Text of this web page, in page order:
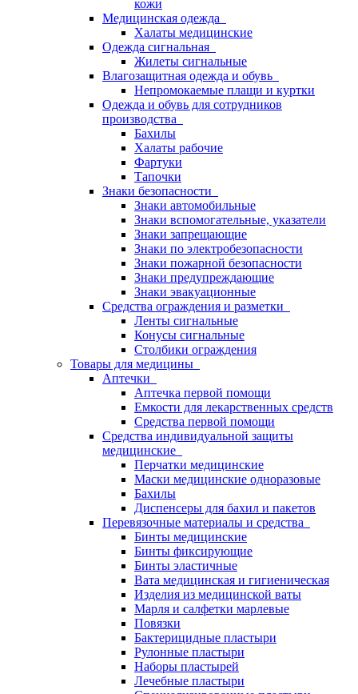
кожи
Медицинская одежда
Халаты медицинские
Одежда сигнальная
Жилеты сигнальные
Влагозащитная одежда и обувь
Непромокаемые плащи и куртки
Одежда и обувь для сотрудников
производства
Бахилы
Халаты рабочие
Фартуки
Тапочки
Знаки безопасности
Знаки автомобильные
Знаки вспомогательные, указатели
Знаки запрещающие
Знаки по электробезопасности
Знаки пожарной безопасности
Знаки предупреждающие
Знаки эвакуационные
Средства ограждения и разметки
Ленты сигнальные
Конусы сигнальные
Столбики ограждения
Товары для медицины
Аптечки
Аптечка первой помощи
Емкости для лекарственных средств
Средства первой помощи
Средства индивидуальной защиты
медицинские
Перчатки медицинские
Маски медицинские одноразовые
Бахилы
Диспенсеры для бахил и пакетов
Перевязочные материалы и средства
Бинты медицинские
Бинты фиксирующие
Бинты эластичные
Вата медицинская и гигиеническая
Изделия из медицинской ваты
Марля и салфетки марлевые
Повязки
Бактерицидные пластыри
Рулонные пластыри
Наборы пластырей
Лечебные пластыри